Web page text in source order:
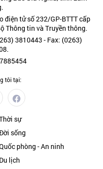
điện tử số 232/GP-BTTT cấp
Thông tin và Truyền thông.
3810443 - Fax: (0263)
tôi tại:
sự
sống
phòng - An ninh
Du lịch